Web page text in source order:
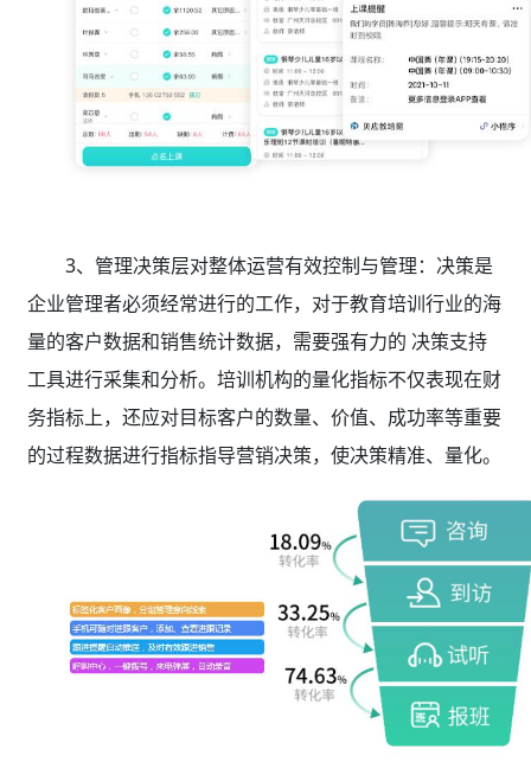
3、管理决策层对整体运营有效控制与管理：决策是
企业管理者必须经常进行的工作，对于教育培训行业的海
量的客户数据和销售统计数据，需要强有力的 决策支持
工具进行采集和分析。培训机构的量化指标不仅表现在财
务指标上，还应对目标客户的数量、价值、成功率等重要
的过程数据进行指标指导营销决策，使决策精准、量化。